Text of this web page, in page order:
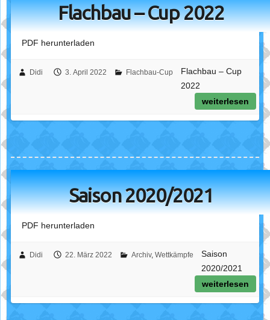
Flachbau – Cup 2022
PDF herunterladen
Didi 3. April 2022 Flachbau-Cup
Flachbau – Cup
2022
weiterlesen
Saison 2020/2021
PDF herunterladen
Didi 22. März 2022 Archiv, Wettkämpfe
Saison
2020/2021
weiterlesen